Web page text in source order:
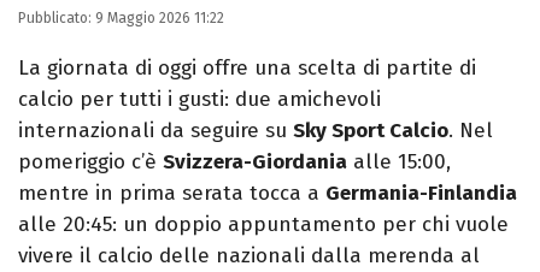
Pubblicato: 9 Maggio 2026 11:22
La giornata di oggi offre una scelta di partite di
calcio per tutti i gusti: due amichevoli
internazionali da seguire su Sky Sport Calcio. Nel
pomeriggio c’è Svizzera-Giordania alle 15:00,
mentre in prima serata tocca a Germania-Finlandia
alle 20:45: un doppio appuntamento per chi vuole
vivere il calcio delle nazionali dalla merenda al